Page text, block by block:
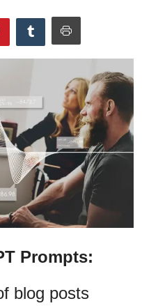
Prompts:
blog posts